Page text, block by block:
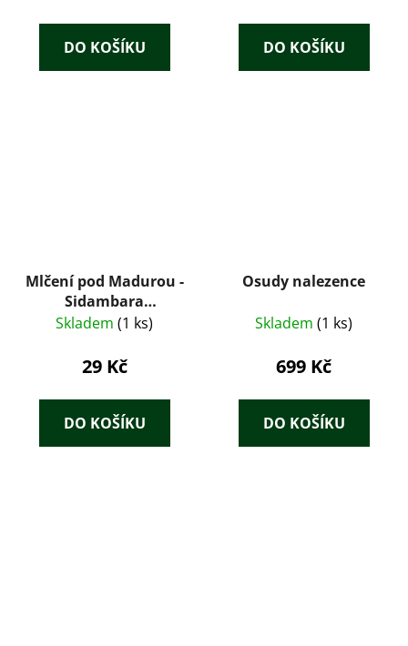
DO KOŠÍKU DO KOŠÍKU
Mlčení pod Madurou -
Sidambara
Ragunadan
Skladem (1 ks)
29 Kč
DO KOŠÍKU
Osudy nalezence
Skladem (1 ks)
699 Kč
DO KOŠÍKU